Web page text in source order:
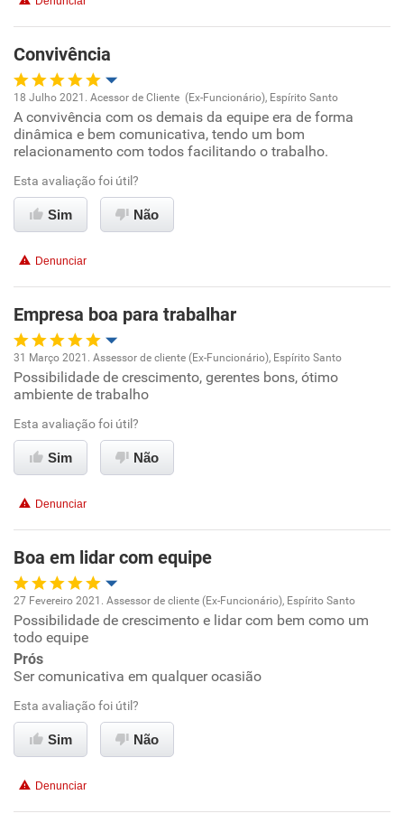
Benefícios
Não recomenda esta empresa
Não recomenda a diretoria
Convivência
Oportunidade de promoção
Conciliação com a vida familiar
Recomenda a diretoria
18 Julho 2021. Acessor de Cliente (Ex-Funcionário), Espírito Santo
A convivência com os demais da equipe era de forma
dinâmica e bem comunicativa, tendo um bom
relacionamento com todos facilitando o trabalho.
Esta avaliação foi útil?
Sim Não
Denunciar
Empresa boa para trabalhar
Oportunidade de promoção
Ambiente de trabalho
Conciliação com a vida familiar
Recomenda esta empresa
Recomenda a diretoria
31 Março 2021. Assessor de cliente (Ex-Funcionário), Espírito Santo
Possibilidade de crescimento, gerentes bons, ótimo
ambiente de trabalho
Esta avaliação foi útil?
Sim Não
Denunciar
Boa em lidar com equipe
Oportunidade de promoção
Ambiente de trabalho
Conciliação com a vida familiar
Benefícios
27 Fevereiro 2021. Assessor de cliente (Ex-Funcionário), Espírito Santo
Possibilidade de crescimento e lidar com bem como um
todo equipe
Prós
Ser comunicativa em qualquer ocasião
Esta avaliação foi útil?
Sim Não
Denunciar